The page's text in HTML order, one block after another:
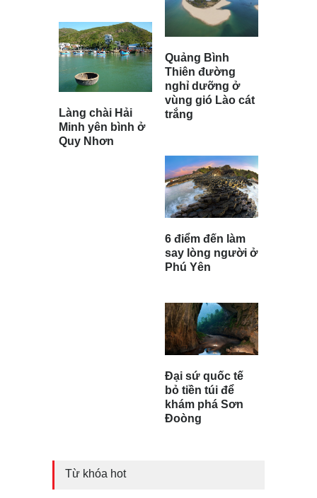
Làng chài Hải
Minh yên bình ở
Quy Nhơn
Quảng Bình
Thiên đường
nghỉ dưỡng ở
vùng gió Lào cát
trắng
6 điểm đến làm
say lòng người ở
Phú Yên
Đại sứ quốc tế
bỏ tiền túi để
khám phá Sơn
Đoòng
Từ khóa hot